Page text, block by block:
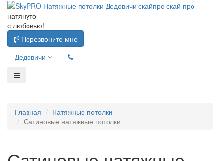
натянуто
с любовью!
Перезвоните мне
Дедовичи
Главная
Натяжные потолки
Сатиновые натяжные потолки